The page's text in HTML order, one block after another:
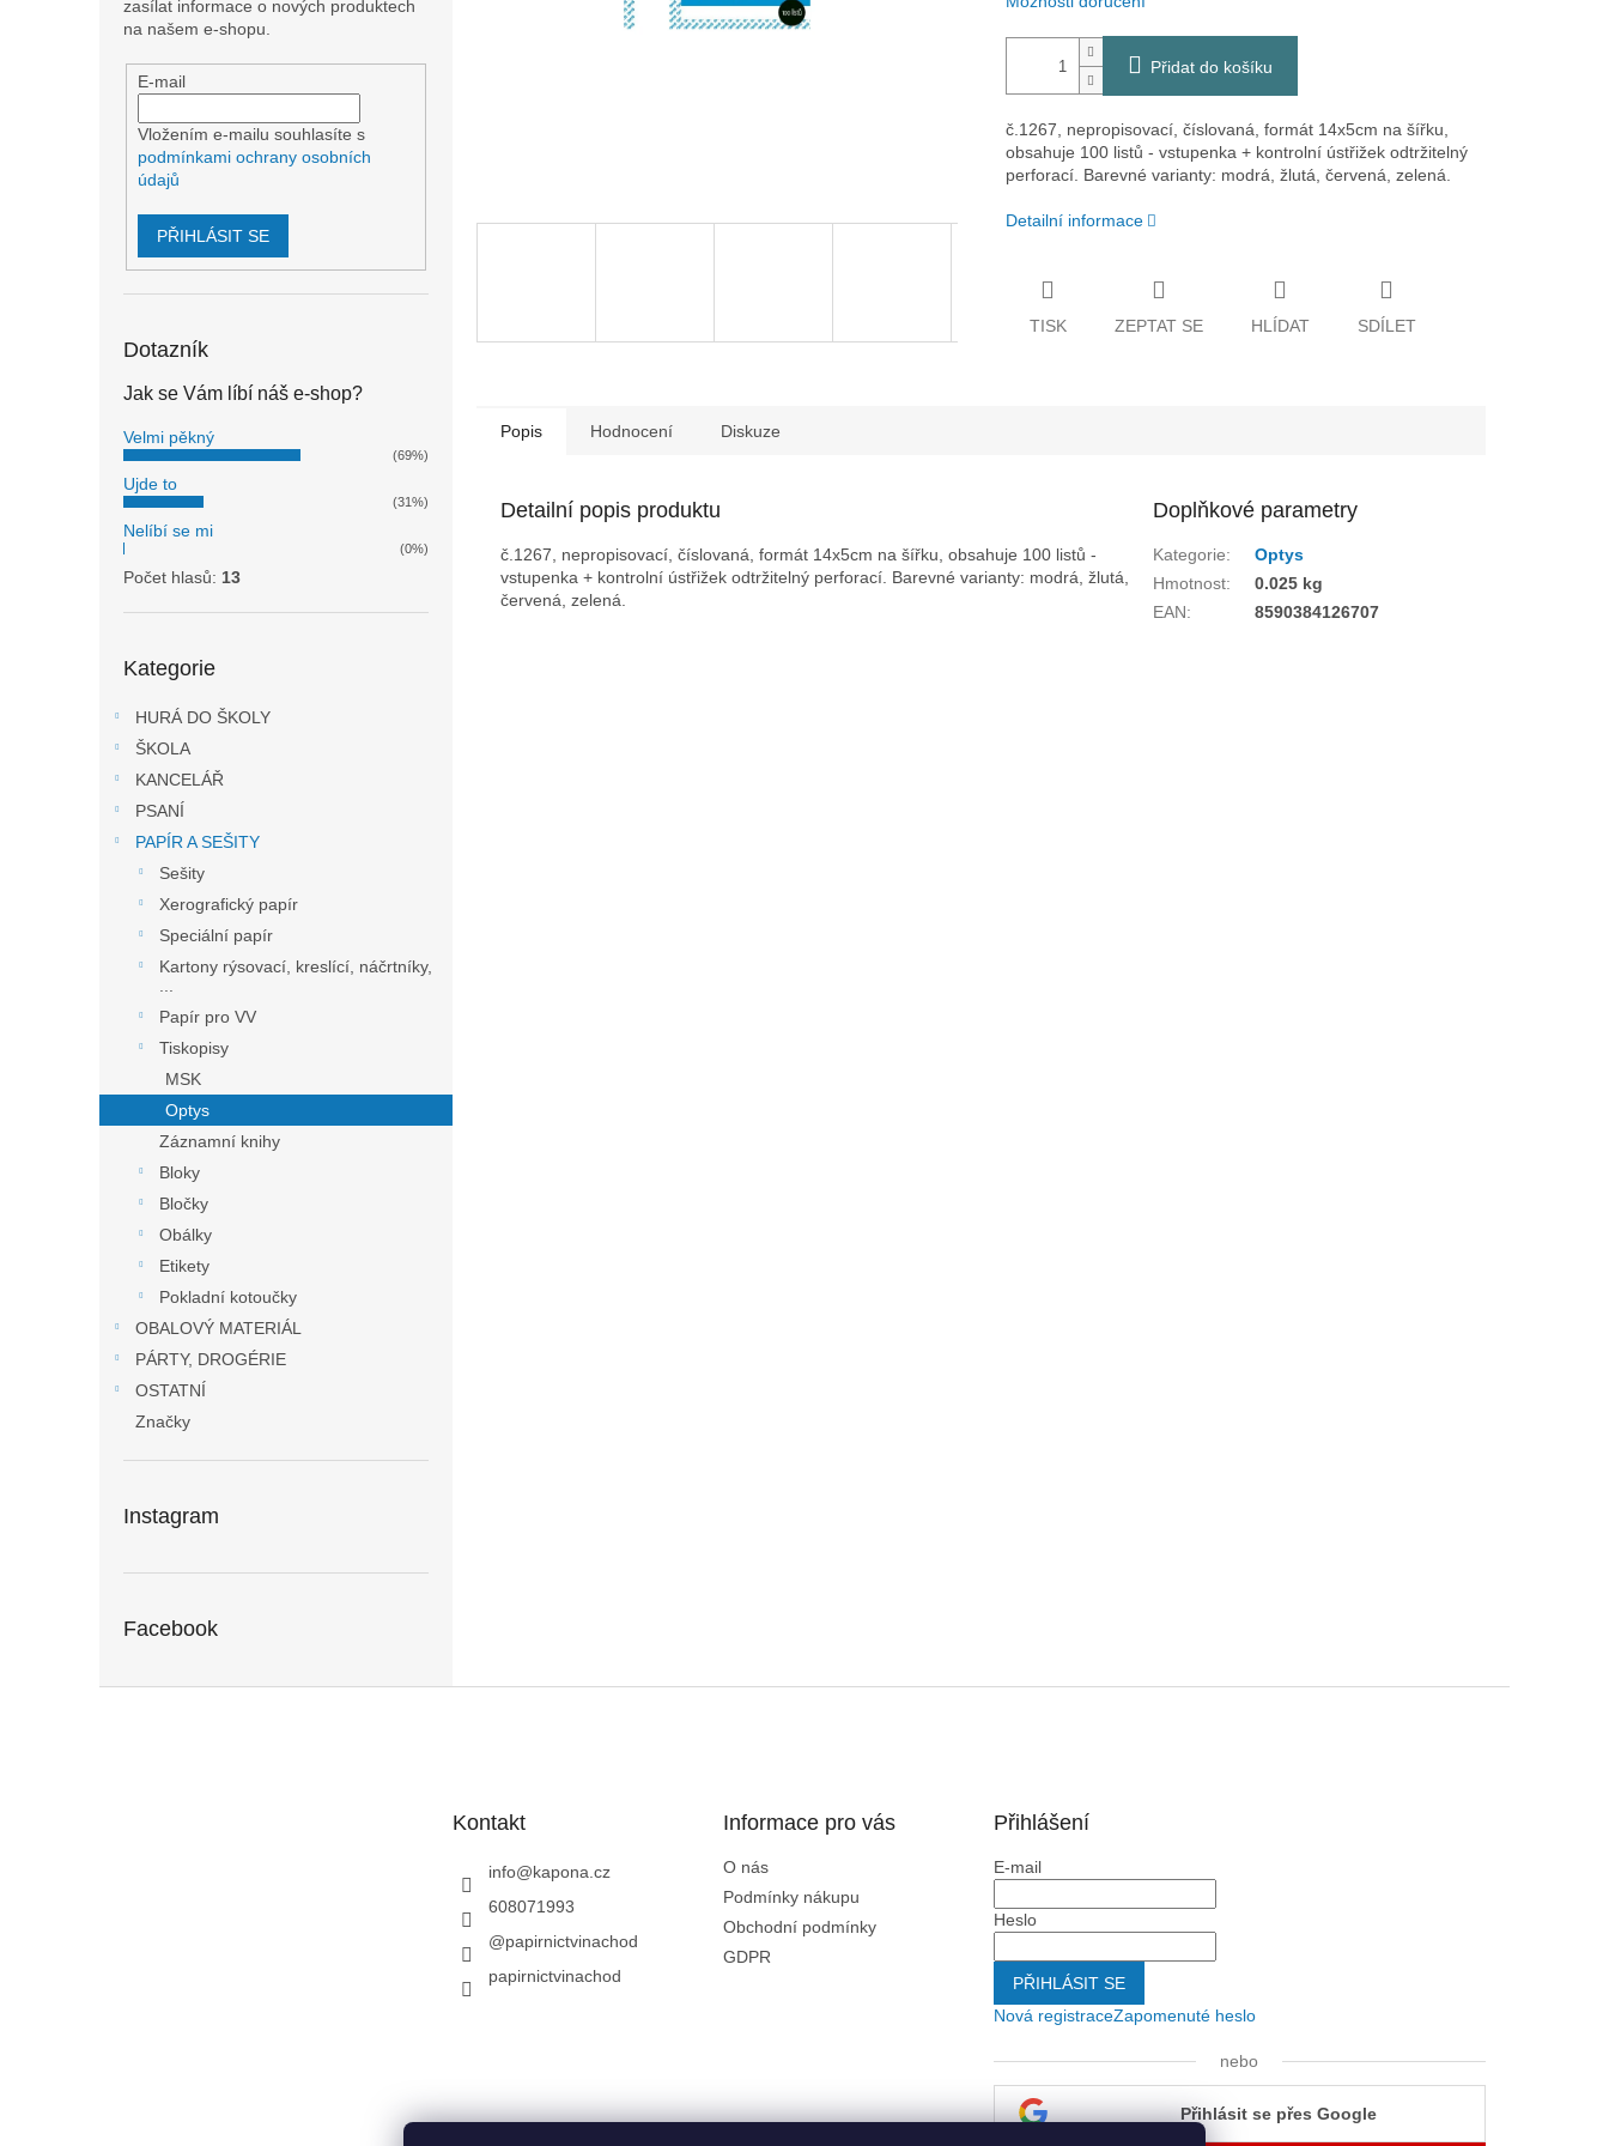
zasílat informace o nových produktech
na našem e-shopu.
E-mail
Vložením e-mailu souhlasíte s
podmínkami ochrany osobních
údajů
PŘIHLÁSIT SE
Dotazník
Jak se Vám líbí náš e-shop?
Velmi pěkný
(69%)
Ujde to
(31%)
Nelíbí se mi
(0%)
Počet hlasů: 13
kategorie
Kategorie
HURÁ DO ŠKOLY
ŠKOLA
KANCELÁŘ
PSANÍ
PAPÍR A SEŠITY
Sešity
Xerografický papír
Speciální papír
Kartony rýsovací, kreslící, náčrtníky,
...
Papír pro VV
Tiskopisy
MSK
Optys
Záznamní knihy
Bloky
Bločky
Obálky
Etikety
Pokladní kotoučky
OBALOVÝ MATERIÁL
PÁRTY, DROGÉRIE
OSTATNÍ
Značky
Instagram
Facebook
Přidat do košíku
č.1267, nepropisovací, číslovaná, formát 14x5cm na šířku,
obsahuje 100 listů - vstupenka + kontrolní ústřižek odtržitelný
perforací. Barevné varianty: modrá, žlutá, červená, zelená.
Detailní informace
TISK ZEPTAT SE HLÍDAT SDÍLET
Popis Hodnocení Diskuze
Detailní popis produktu
č.1267, nepropisovací, číslovaná, formát 14x5cm na šířku, obsahuje 100 listů -
vstupenka + kontrolní ústřižek odtržitelný perforací. Barevné varianty: modrá, žlutá,
červená, zelená.
Doplňkové parametry
Kategorie:
Optys
Hmotnost:
0.025 kg
EAN: 8590384126707
Kontakt
info@kapona.cz
608071993
@papirnictvinachod
papirnictvinachod
Informace pro vás
O nás
Podmínky nákupu
Obchodní podmínky
GDPR
Přihlášení
E-mail
Heslo
PŘIHLÁSIT SE
Nová registraceZapomenuté heslo
nebo
Přihlásit se přes Google